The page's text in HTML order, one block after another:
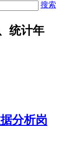
搜索
统计年
分析岗